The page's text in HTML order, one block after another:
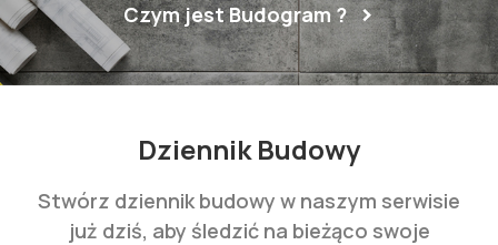
Czym jest Budogram ?
Dziennik Budowy
Stwórz dziennik budowy w naszym serwisie
już dziś, aby śledzić na bieżąco swoje